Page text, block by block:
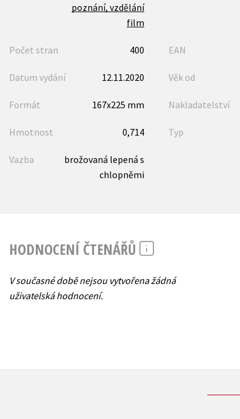
poznání, vzdělání
film
Počet stran 400 EAN
Datum vydání 12.11.2020 Věk od
Formát 167x225 mm Nakladatelství
Hmotnost 0,714 Typ
Vazba
brožovaná lepená s
chlopněmi
HODNOCENÍ ČTENÁŘŮ
V současné době nejsou vytvořena žádná
uživatelská hodnocení.